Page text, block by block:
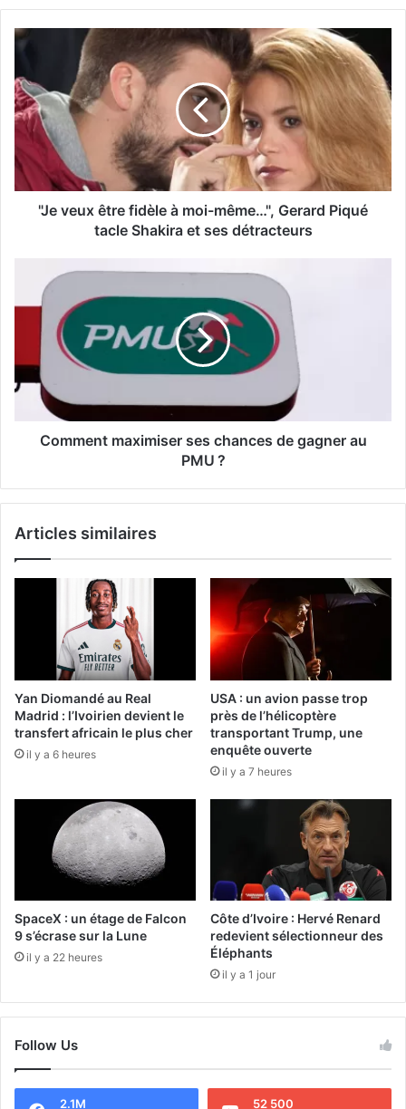
"Je veux être fidèle à moi-même…", Gerard Piqué
tacle Shakira et ses détracteurs
Comment maximiser ses chances de gagner au
PMU ?
Articles similaires
Yan Diomandé au Real
Madrid : l’Ivoirien devient le
transfert africain le plus cher
il y a 6 heures
USA : un avion passe trop
près de l’hélicoptère
transportant Trump, une
enquête ouverte
il y a 7 heures
SpaceX : un étage de Falcon
9 s’écrase sur la Lune
il y a 22 heures
Côte d’Ivoire : Hervé Renard
redevient sélectionneur des
Éléphants
il y a 1 jour
Follow Us
2.1M 52 500